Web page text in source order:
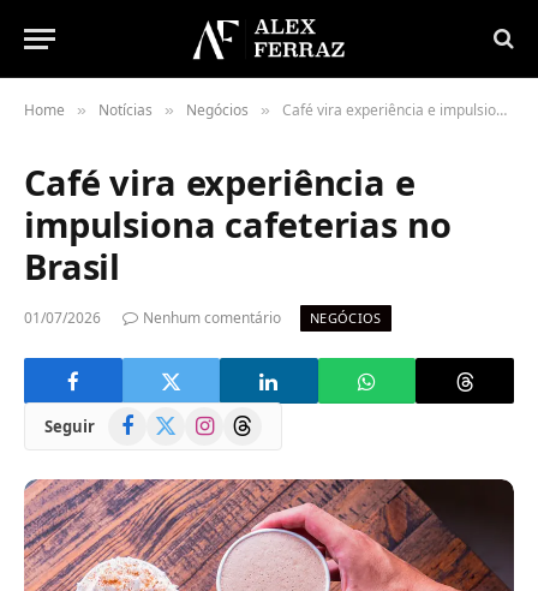
Home » Notícias » Negócios » Café vira experiência e impulsiona cafeterias no Brasil
Café vira experiência e
impulsiona cafeterias no
Brasil
01/07/2026 Nenhum comentário NEGÓCIOS
Seguir Facebook
(Twitter)
InstagramThreads